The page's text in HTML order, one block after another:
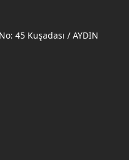
45 Kuşadası / AYDIN